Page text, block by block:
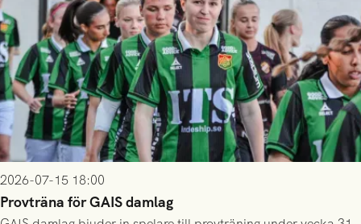
2026-07-15 18:00
Provträna för GAIS damlag